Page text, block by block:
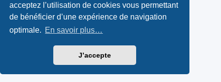
acceptez l’utilisation de cookies vous permettant
de bénéficier d’une expérience de navigation
optimale. En savoir plus…
J’accepte